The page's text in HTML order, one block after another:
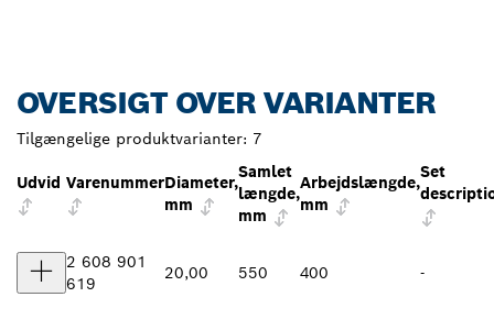
OVERSIGT OVER VARIANTER
Tilgængelige produktvarianter: 7
Udvid VarenummerDiameter,
mm
Samlet
længde,
mm
Arbejdslængde,
mm
Set
2 608 901
619
20,00 550 400 -